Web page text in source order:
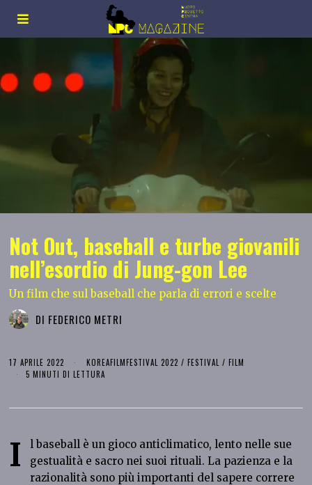
Not Out, baseball e turbe giovanili
nell’esordio di Jung-gon Lee
Un film che sul baseball che parla di errori e scelte
DI FEDERICO METRI
17 APRILE 2022 KOREAFILMFESTIVAL 2022 / FESTIVAL / FILM
5 MINUTI DI LETTURA
I
l baseball è un gioco anticlimatico, lento nelle sue
gestualità e sacro nei suoi rituali. La pazienza e la
razionalità sono più importanti del sapere correre